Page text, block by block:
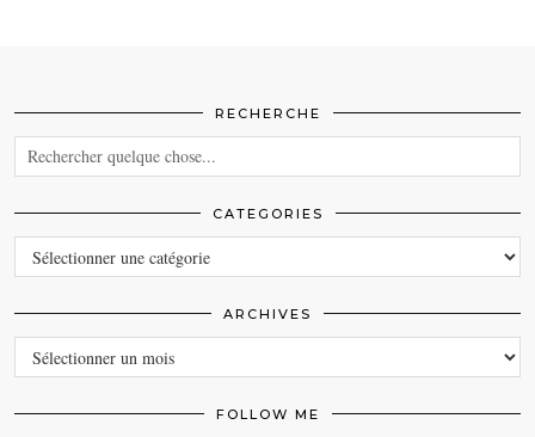
RECHERCHE
CATEGORIES
CATEGORIES
ARCHIVES
ARCHIVES
FOLLOW ME